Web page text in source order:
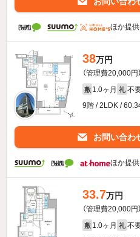
ほか提供
38万円
（管理費20,000円）
敷 1.0ヶ月 礼 不
9階 / 2LDK /
お問い合わ
ほか提供
33.7万円
（管理費20,000円）
敷 1.0ヶ月 礼 不